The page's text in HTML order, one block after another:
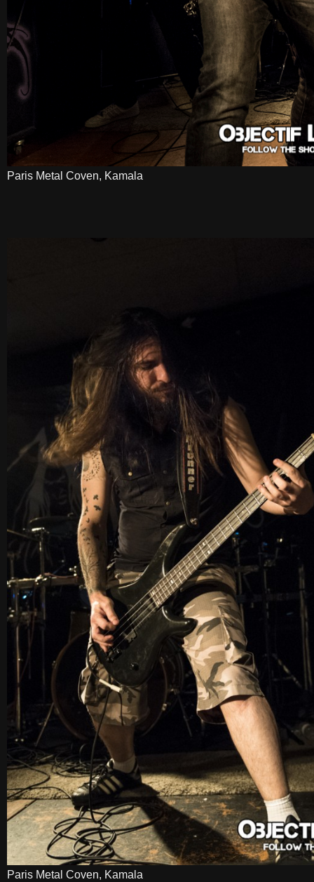
Paris Metal Coven, Kamala
Paris Metal Coven, Kamala